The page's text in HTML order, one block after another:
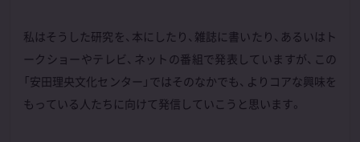
私はそうした研究を、本にしたり、雑誌に書いたり、あるいはト
ークショーやテレビ、ネットの番組で発表していますが、この
「安田理央文化センター」ではそのなかでも、よりコアな興味を
もっている人たちに向けて発信していこうと思います。